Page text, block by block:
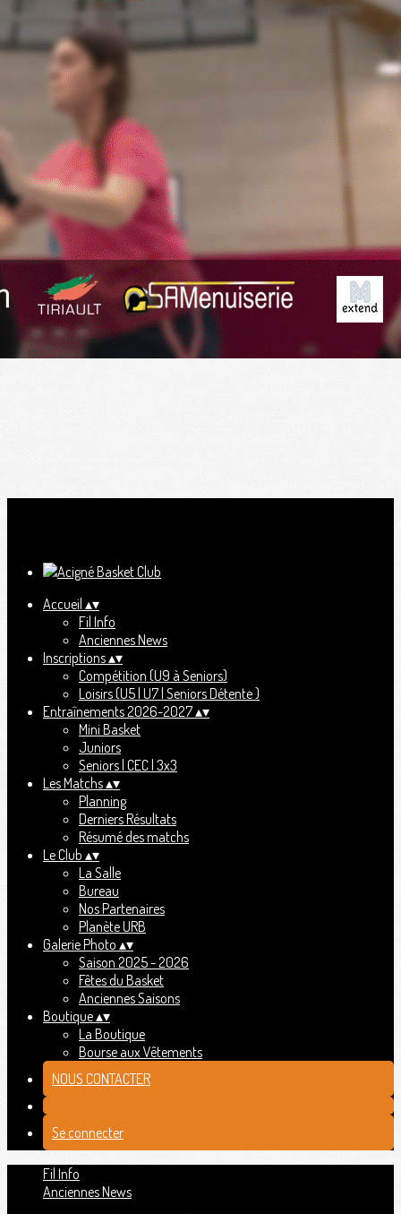
Exporter les lignes sélectionnées
Exporter toutes les colonnes
Exporter uniquement les colonnes affichées
Images de la page d'accueil
Cliquez pour éditer
Accueil ▴▾
Fil Info
Anciennes News
Inscriptions▴▾
Compétition (U9 à Seniors)
Loisirs (U5 | U7 | Seniors Détente )
Entraînements 2026-2027▴▾
Mini Basket
Juniors
Seniors | CEC | 3x3
Les Matchs▴▾
Planning
Derniers Résultats
Résumé des matchs
Le Club ▴▾
La Salle
Bureau
Nos Partenaires
Planète URB
Galerie Photo ▴▾
Saison 2025 - 2026
Fêtes du Basket
Anciennes Saisons
Boutique▴▾
La Boutique
Bourse aux Vêtements
NOUS CONTACTER
Se connecter
Fil Info
Anciennes News